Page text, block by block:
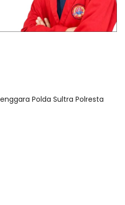
Polda Sultra Polresta